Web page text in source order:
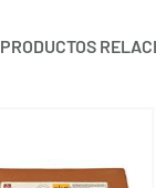
PRODUCTOS